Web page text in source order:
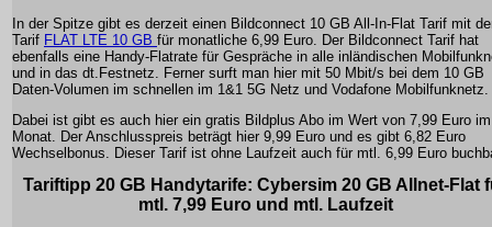
In der Spitze gibt es derzeit einen Bildconnect 10 GB All-In-Flat Tarif mit
Tarif FLAT LTE 10 GB für monatliche 6,99 Euro. Der Bildconnect Tarif hat
ebenfalls eine Handy-Flatrate für Gespräche in alle inländischen
und in das dt.Festnetz. Ferner surft man hier mit 50 Mbit/s bei dem 10 GB
Daten-Volumen im schnellen im 1&1 5G Netz und Vodafone Mobilfunknetz.
Dabei ist gibt es auch hier ein gratis Bildplus Abo im Wert von 7,99 Euro im
Monat. Der Anschlusspreis beträgt hier 9,99 Euro und es gibt 6,82 Euro
Wechselbonus. Dieser Tarif ist ohne Laufzeit auch für mtl. 6,99 Euro
Tariftipp 20 GB Handytarife: Cybersim 20 GB Allnet-Flat
mtl. 7,99 Euro und mtl. Laufzeit